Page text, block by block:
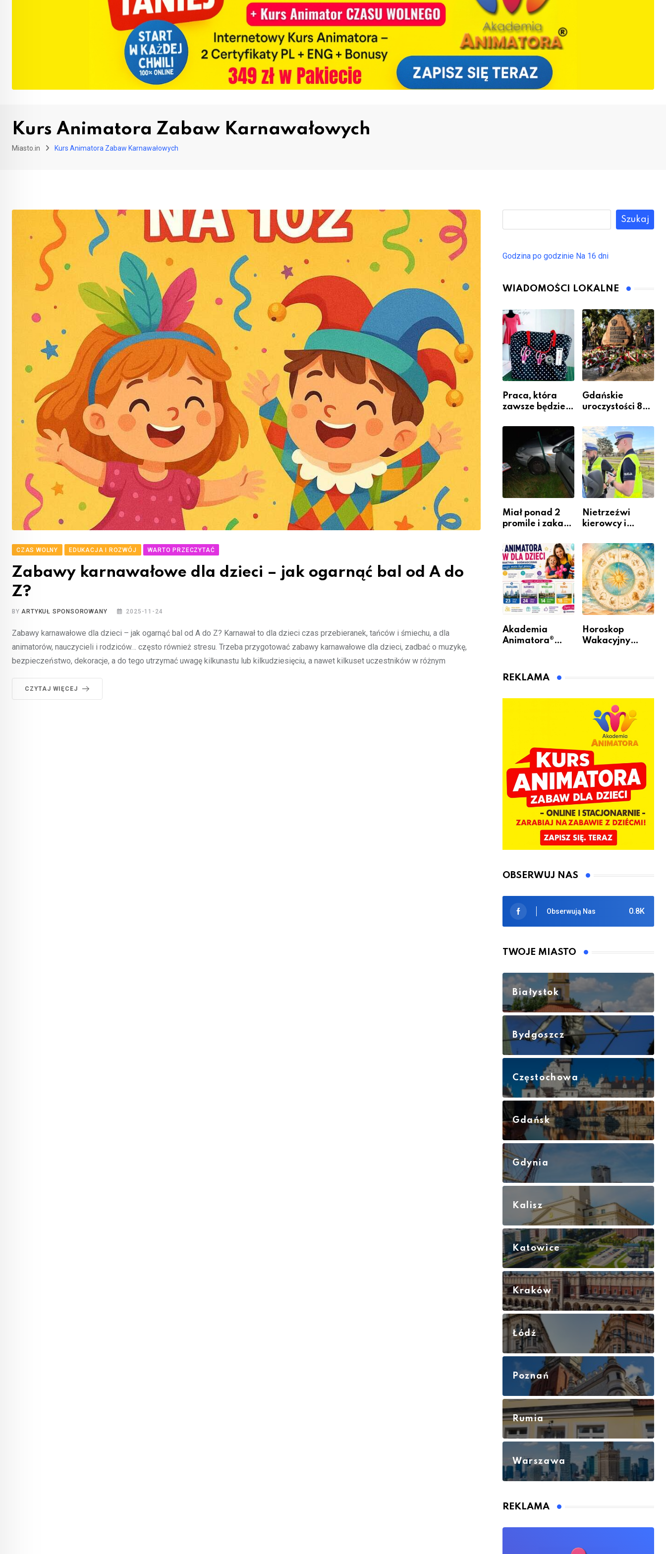
Kurs Animatora Zabaw Karnawałowych
Miasto.in Kurs Animatora Zabaw Karnawałowych
CZAS WOLNY EDUKACJA I ROZWÓJ WARTO PRZECZYTAĆ
Zabawy karnawałowe dla dzieci – jak ogarnąć bal od A do
Z?
BYARTYKUŁ SPONSOROWANY 2025-11-24
Zabawy karnawałowe dla dzieci – jak ogarnąć bal od A do Z? Karnawał to dla dzieci czas przebieranek, tańców i śmiechu, a dla
animatorów, nauczycieli i rodziców… często również stresu. Trzeba przygotować zabawy karnawałowe dla dzieci, zadbać o muzykę,
bezpieczeństwo, dekoracje, a do tego utrzymać uwagę kilkunastu lub kilkudziesięciu, a nawet kilkuset uczestników w różnym
CZYTAJ WIĘCEJ
Szukaj
Godzina po godzinie Na 16 dni
WIADOMOŚCI LOKALNE
Praca, która
zawsze będzie
krawiectwo
zawodem
przyszłości i
gdzie się go
nauczyć?
Gdańskie
uroczystości 82.
wybuchu
Powstania
Warszawskiego
Miał ponad 2
promile i zakaz
to wsiadł za
kierownicę w
Bolszewie i
uderzył w
ogrodzenie
Nietrzeźwi
kierowcy i
Rumi i gminie
Łęczyce
Akademia
Animatora®
jeden cel –
Horoskop
Wakacyjny
REKLAMA
OBSERWUJ NAS
0.8K
Obserwują Nas
TWOJE MIASTO
Białystok
Bydgoszcz
Częstochowa
Gdańsk
Gdynia
Kalisz
Katowice
Kraków
Łódź
Poznań
Rumia
Warszawa
REKLAMA